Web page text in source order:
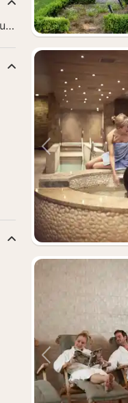
Vorige foto
Vorige foto
(1)